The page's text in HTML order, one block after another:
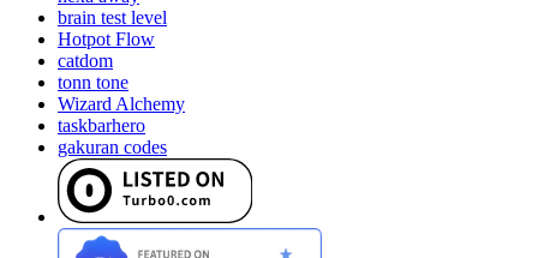
brain test level
Hotpot Flow
catdom
tonn tone
Wizard Alchemy
taskbarhero
gakuran codes